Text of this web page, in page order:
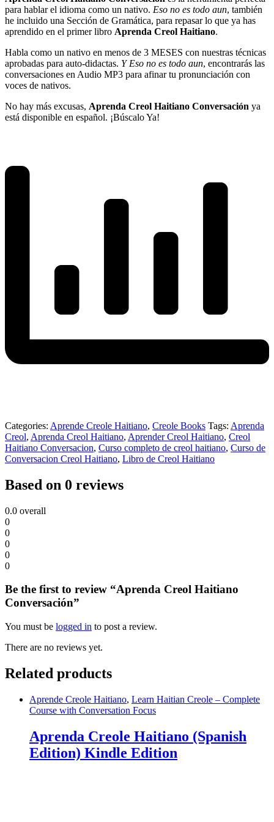
para hablar el idioma como un nativo. Eso no es todo aun, también
he incluido una Sección de Gramática, para repasar lo que ya has
aprendido en el primer libro Aprenda Creol Haitiano.
Habla como un nativo en menos de 3 MESES con nuestras técnicas
aprobadas para auto-didactas. Y Eso no es todo aun, encontrarás las
conversaciones en Audio MP3 para afinar tu pronunciación con
voces de nativos.
No hay más excusas, Aprenda Creol Haitiano Conversación ya
está disponible en español. ¡Búscalo Ya!
Categories: Aprende Creole Haitiano, Creole Books Tags: Aprenda
Creol, Aprenda Creol Haitiano, Aprender Creol Haitiano, Creol
Haitiano Conversacion, Curso completo de creol haitiano, Curso de
Conversacion Creol Haitiano, Libro de Creol Haitiano
Based on 0 reviews
0.0 overall
0
0
0
0
0
Be the first to review “Aprenda Creol Haitiano
Conversación”
You must be logged in to post a review.
There are no reviews yet.
Related products
Aprende Creole Haitiano, Learn Haitian Creole – Complete
Course with Conversation Focus
Aprenda Creole Haitiano (Spanish
Edition) Kindle Edition